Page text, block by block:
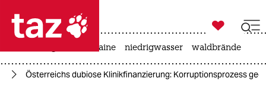
 taz zahl ich
taz zahl ich

taz zahl ich
krieg in der ukraine niedrigwasser waldbrände
Österreichs dubiose Klinikfinanzierung: Korruptionsprozess